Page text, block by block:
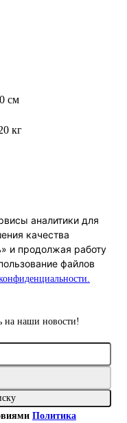
см
кг
аналитики для
качества
и продолжая работу
файлов
на наши новости!
Политика